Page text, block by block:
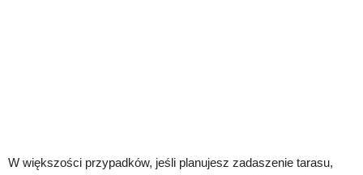
W większości przypadków, jeśli planujesz zadaszenie tarasu,